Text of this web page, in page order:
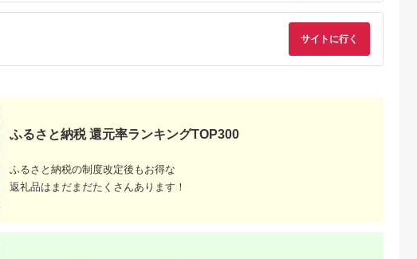
出典：ふるさとチョイ
ス
京都 府京都市
5.0
出典：JALふるさと納税
宮城県 塩竈市
5.0 5.0
サイトに行く
ふるさと納税 還元率ランキングTOP300
ふるさと納税の制度改定後もお得な
返礼品はまだまだたくさんあります！